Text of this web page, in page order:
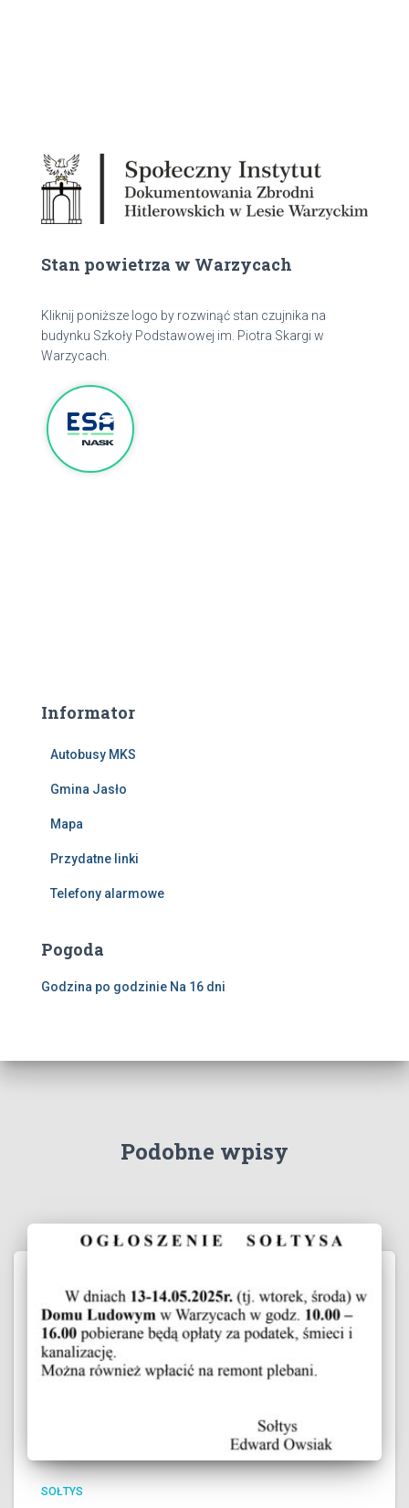
Stan powietrza w Warzycach
Kliknij poniższe logo by rozwinąć stan czujnika na
budynku Szkoły Podstawowej im. Piotra Skargi w
Warzycach.
Informator
Autobusy MKS
Gmina Jasło
Mapa
Przydatne linki
Telefony alarmowe
Pogoda
Godzina po godzinie Na 16 dni
Podobne wpisy
SOŁTYS